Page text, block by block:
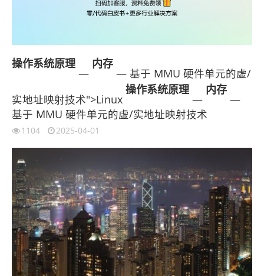
操作系统原理
—
内存
— 基于 MMU 硬件单元的虚/
实地址映射技术">Linux
操作系统原理
—
内存
—
基于 MMU 硬件单元的虚/实地址映射技术
1104 2025-04-01